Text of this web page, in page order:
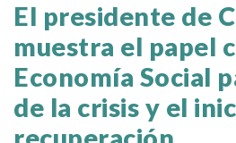
El presidente de
muestra el papel
Economía Social
de la crisis y el